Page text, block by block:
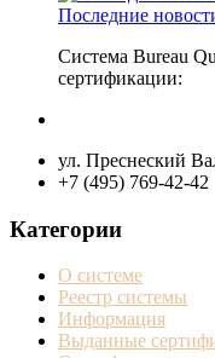
Последние
Система Bureau
сертификации:
ул. Преснеский
+7 (495) 769-42-42
Категории
О системе
Реестр системы
Информация
Выданные